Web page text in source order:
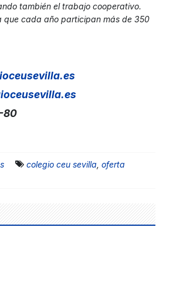
también el trabajo cooperativo.
que cada año participan más de 350
80
colegio ceu sevilla oferta